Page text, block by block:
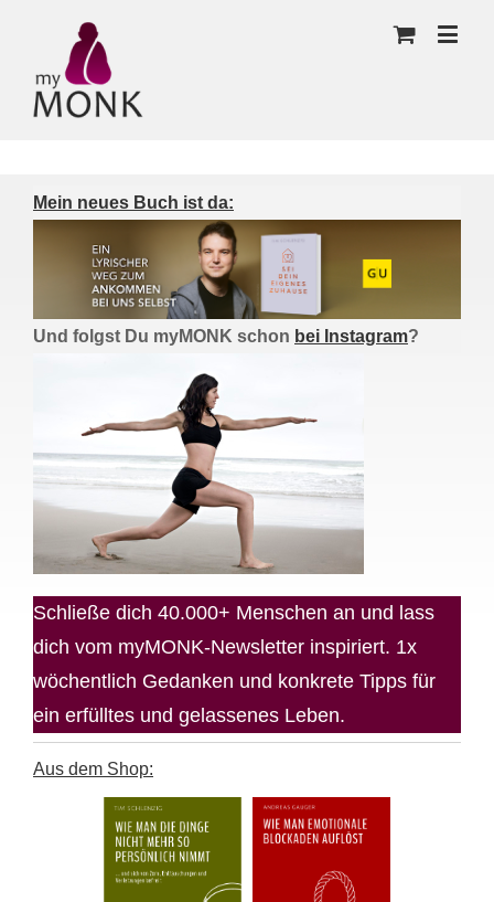
Mein neues Buch ist da:
Und folgst Du myMONK schon bei Instagram?
Schließe dich 40.000+ Menschen an und lass
dich vom myMONK-Newsletter inspiriert. 1x
wöchentlich Gedanken und konkrete Tipps für
ein erfülltes und gelassenes Leben.
Aus dem Shop: